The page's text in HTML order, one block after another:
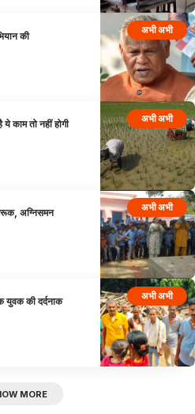
अभी अभी
की
अभी अभी
काम तो नहीं होगी
अभी अभी
अग्निसमन
अभी अभी
युवक की दर्दनाक
MORE